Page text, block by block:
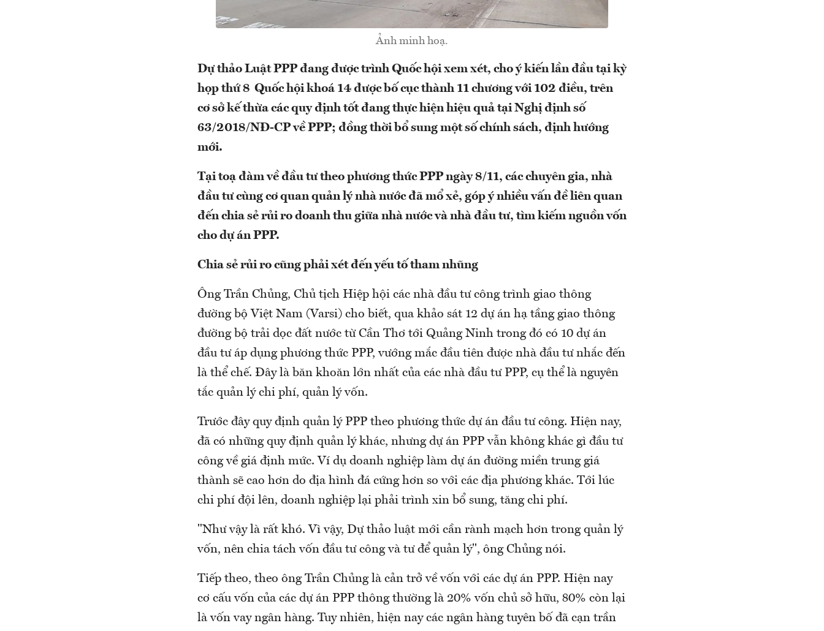
Ảnh minh hoạ.
Dự thảo Luật PPP đang được trình Quốc hội xem xét, cho ý kiến lần đầu tại kỳ
họp thứ 8 Quốc hội khoá 14 được bố cục thành 11 chương với 102 điều, trên
cơ sở kế thừa các quy định tốt đang thực hiện hiệu quả tại Nghị định số
63/2018/NĐ-CP về PPP; đồng thời bổ sung một số chính sách, định hướng
mới.
Tại toạ đàm về đầu tư theo phương thức PPP ngày 8/11, các chuyên gia, nhà
đầu tư cùng cơ quan quản lý nhà nước đã mổ xẻ, góp ý nhiều vấn đề liên quan
đến chia sẻ rủi ro doanh thu giữa nhà nước và nhà đầu tư, tìm kiếm nguồn vốn
cho dự án PPP.
Chia sẻ rủi ro cũng phải xét đến yếu tố tham nhũng
Ông Trần Chủng, Chủ tịch Hiệp hội các nhà đầu tư công trình giao thông
đường bộ Việt Nam (Varsi) cho biết, qua khảo sát 12 dự án hạ tầng giao thông
đường bộ trải dọc đất nước từ Cần Thơ tới Quảng Ninh trong đó có 10 dự án
đầu tư áp dụng phương thức PPP, vướng mắc đầu tiên được nhà đầu tư nhắc đến
là thể chế. Đây là băn khoăn lớn nhất của các nhà đầu tư PPP, cụ thể là nguyên
tắc quản lý chi phí, quản lý vốn.
Trước đây quy định quản lý PPP theo phương thức dự án đầu tư công. Hiện nay,
đã có những quy định quản lý khác, nhưng dự án PPP vẫn không khác gì đầu tư
công về giá định mức. Ví dụ doanh nghiệp làm dự án đường miền trung giá
thành sẽ cao hơn do địa hình đá cứng hơn so với các địa phương khác. Tới lúc
chi phí đội lên, doanh nghiệp lại phải trình xin bổ sung, tăng chi phí.
"Như vậy là rất khó. Vì vậy, Dự thảo luật mới cần rành mạch hơn trong quản lý
vốn, nên chia tách vốn đầu tư công và tư để quản lý", ông Chủng nói.
Tiếp theo, theo ông Trần Chủng là cản trở về vốn với các dự án PPP. Hiện nay
cơ cấu vốn của các dự án PPP thông thường là 20% vốn chủ sở hữu, 80% còn lại
là vốn vay ngân hàng. Tuy nhiên, hiện nay các ngân hàng tuyên bố đã cạn trần